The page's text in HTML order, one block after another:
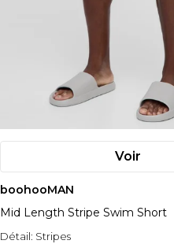
Voir
boohooMAN
Mid Length Stripe Swim Short
Détail: Stripes